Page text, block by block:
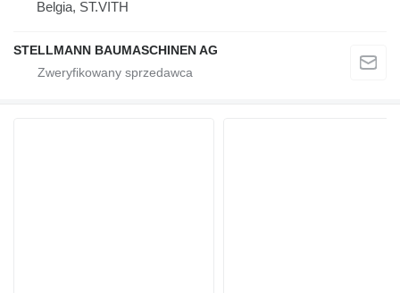
Belgia, ST.VITH
STELLMANN BAUMASCHINEN AG